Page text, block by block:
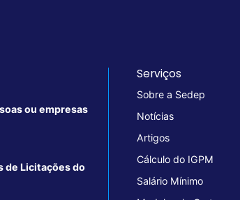
ou empresas
de Licitações do
Serviços
Sobre a Sedep
Notícias
Artigos
Cálculo do IGPM
Salário Mínimo